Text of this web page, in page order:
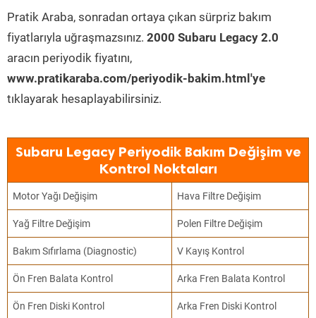
Pratik Araba, sonradan ortaya çıkan sürpriz bakım
fiyatlarıyla uğraşmazsınız. 2000 Subaru Legacy 2.0
aracın periyodik fiyatını,
www.pratikaraba.com/periyodik-bakim.html'ye
tıklayarak hesaplayabilirsiniz.
Subaru Legacy Periyodik Bakım Değişim ve
Kontrol Noktaları
Motor Yağı Değişim Hava Filtre Değişim
Yağ Filtre Değişim Polen Filtre Değişim
Bakım Sıfırlama (Diagnostic) V Kayış Kontrol
Ön Fren Balata Kontrol Arka Fren Balata Kontrol
Ön Fren Diski Kontrol Arka Fren Diski Kontrol